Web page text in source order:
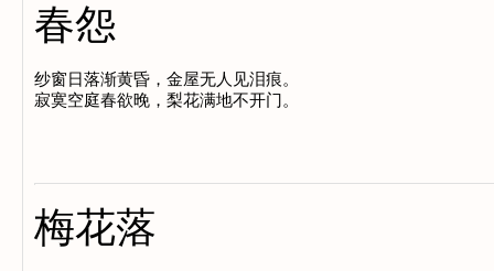
春怨
纱窗日落渐黄昏，金屋无人见泪痕。
梅花落